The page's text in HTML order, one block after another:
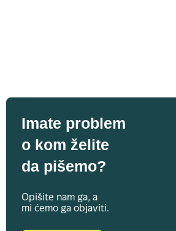
Imate problem
o kom želite
da pišemo?
Opišite nam ga, a
mi ćemo ga objaviti.